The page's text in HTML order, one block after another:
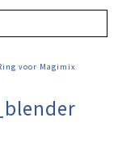
voor Magimix